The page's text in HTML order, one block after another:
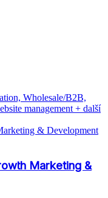
Wholesale/B2B,
management + další
Marketing &